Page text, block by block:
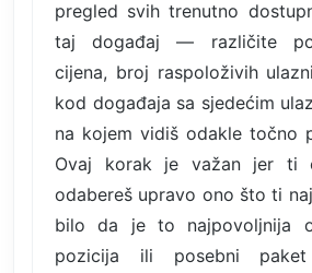
pregled svih trenutno
taj događaj — različite
cijena, broj raspoloživih
kod događaja sa sjedećim
na kojem vidiš odakle točno
Ovaj korak je važan jer ti
odabereš upravo ono što ti
bilo da je to najpovoljnija
pozicija ili posebni